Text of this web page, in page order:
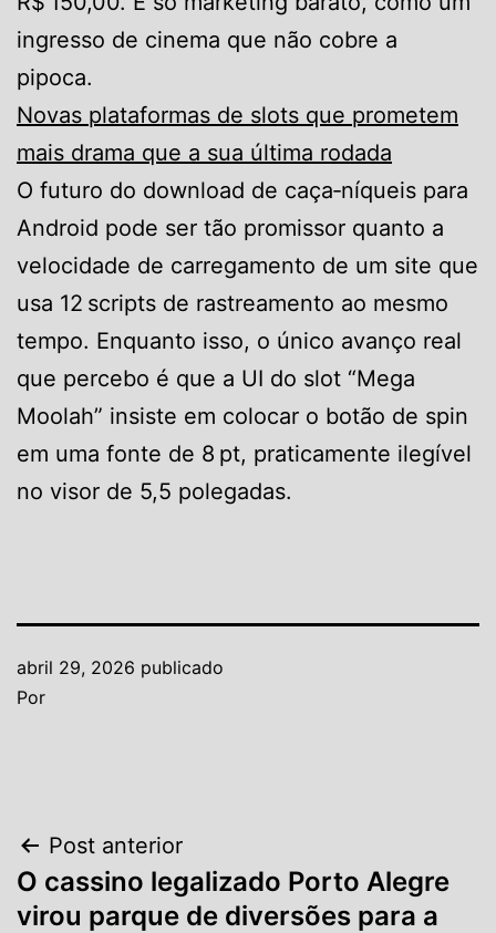
ingresso de cinema que não cobre a
pipoca.
Novas plataformas de slots que prometem
mais drama que a sua última rodada
O futuro do download de caça‑níqueis para
Android pode ser tão promissor quanto a
velocidade de carregamento de um site que
usa 12 scripts de rastreamento ao mesmo
tempo. Enquanto isso, o único avanço real
que percebo é que a UI do slot “Mega
Moolah” insiste em colocar o botão de spin
em uma fonte de 8 pt, praticamente ilegível
no visor de 5,5 polegadas.
abril 29, 2026 publicado
Por
Navegação
de
Post anterior
O cassino legalizado Porto Alegre
virou parque de diversões para a